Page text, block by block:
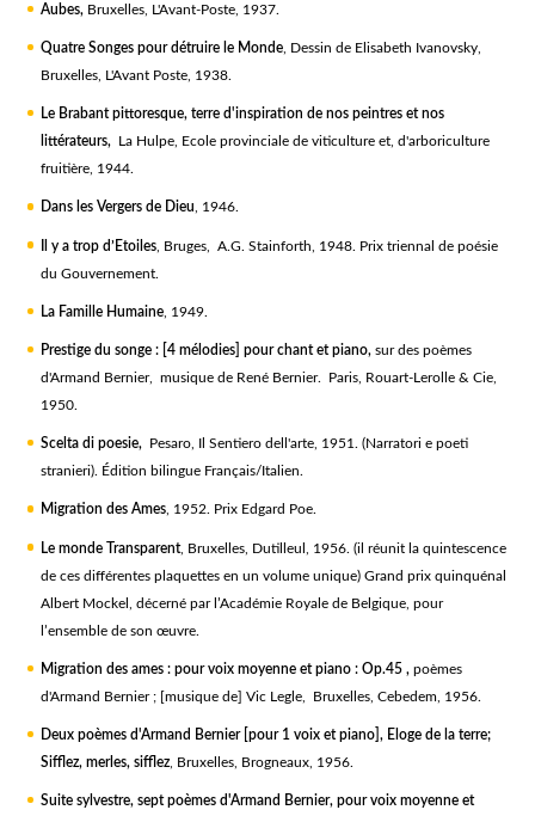
Aubes, Bruxelles, L'Avant-Poste, 1937.
Quatre Songes pour détruire le Monde, Dessin de Elisabeth Ivanovsky,
Bruxelles, L'Avant Poste, 1938.
Le Brabant pittoresque, terre d'inspiration de nos peintres et nos
littérateurs,
La Hulpe, Ecole provinciale de viticulture et, d'arboriculture
fruitière, 1944.
Dans les Vergers de Dieu, 1946.
Il y a trop d’Etoiles, Bruges, A.G. Stainforth, 1948. Prix triennal de poésie
du Gouvernement.
La Famille Humaine, 1949.
Prestige du songe : [4 mélodies] pour chant et piano, sur des poèmes
d'Armand Bernier, musique de René Bernier. Paris, Rouart-Lerolle & Cie,
1950.
Scelta di poesie,
Pesaro, Il Sentiero dell'arte, 1951. (Narratori e poeti
stranieri). Édition bilingue Français/Italien.
Migration des Ames, 1952. Prix Edgard Poe.
Le monde Transparent, Bruxelles, Dutilleul, 1956. (il réunit la quintescence
de ces différentes plaquettes en un volume unique) Grand prix quinquénal
Albert Mockel, décerné par l’Académie Royale de Belgique, pour
l’ensemble de son œuvre.
Migration des ames : pour voix moyenne et piano : Op.45 , poèmes
d'Armand Bernier ; [musique de] Vic Legle, Bruxelles, Cebedem, 1956.
Deux poèmes d'Armand Bernier [pour 1 voix et piano], Eloge de la terre;
Sifflez, merles, sifflez, Bruxelles, Brogneaux, 1956.
Suite sylvestre, sept poèmes d'Armand Bernier, pour voix moyenne et